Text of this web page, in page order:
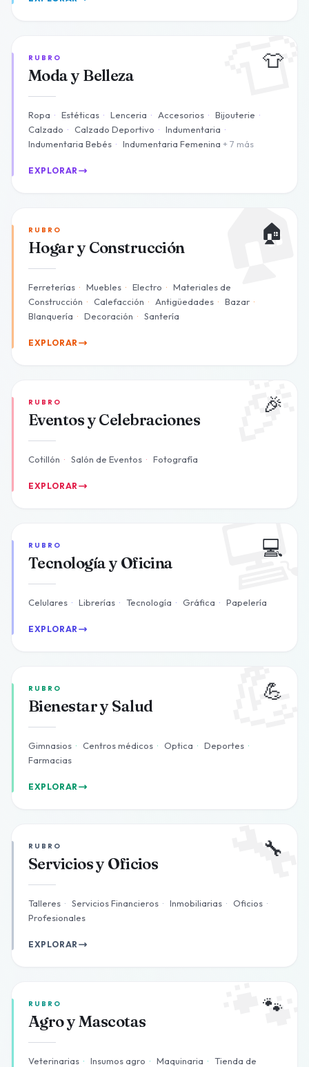
👕
RUBRO
Moda y Belleza
Ropa · Estéticas · Lenceria · Accesorios · Bijouterie ·
Calzado · Calzado Deportivo · Indumentaria ·
Indumentaria Bebés · Indumentaria Femenina + 7 más
EXPLORAR
🏠
RUBRO
Hogar y Construcción
Ferreterías · Muebles · Electro · Materiales de
Construcción · Calefacción · Antigüedades · Bazar ·
Blanquería · Decoración · Santería
EXPLORAR
🎉
RUBRO
Eventos y Celebraciones
Cotillón · Salón de Eventos · Fotografía
EXPLORAR
💻
RUBRO
Tecnología y Oficina
Celulares · Librerías · Tecnología · Gráfica · Papelería
EXPLORAR
💪
RUBRO
Bienestar y Salud
Gimnasios · Centros médicos · Optica · Deportes ·
Farmacias
EXPLORAR
🔧
RUBRO
Servicios y Oficios
Talleres · Servicios Financieros · Inmobiliarias · Oficios ·
Profesionales
EXPLORAR
🐾
RUBRO
Agro y Mascotas
Veterinarias · Insumos agro · Maquinaria · Tienda de